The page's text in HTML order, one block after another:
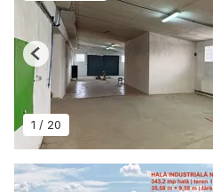
1 / 20
Previous